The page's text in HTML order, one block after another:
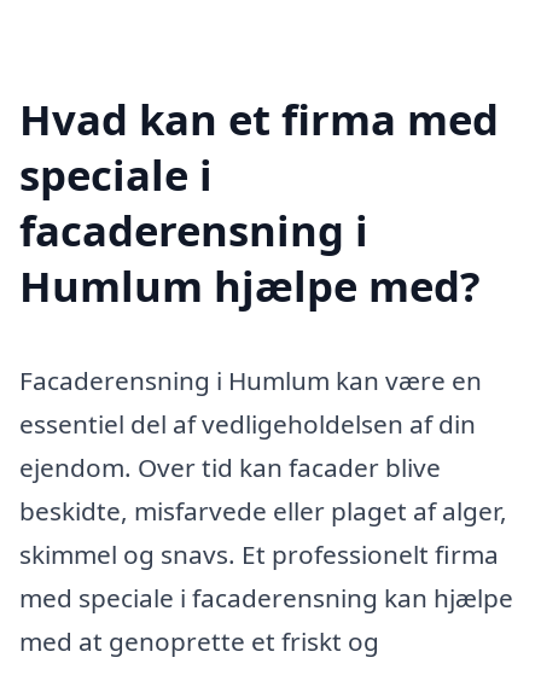
Hvad kan et firma med
speciale i
facaderensning i
Humlum hjælpe med?
Facaderensning i Humlum kan være en
essentiel del af vedligeholdelsen af din
ejendom. Over tid kan facader blive
beskidte, misfarvede eller plaget af alger,
skimmel og snavs. Et professionelt firma
med speciale i facaderensning kan hjælpe
med at genoprette et friskt og